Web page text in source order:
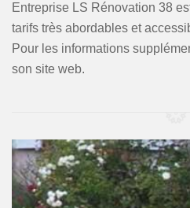
Entreprise LS Rénovation 38
tarifs très abordables et
Pour les informations
son site web.